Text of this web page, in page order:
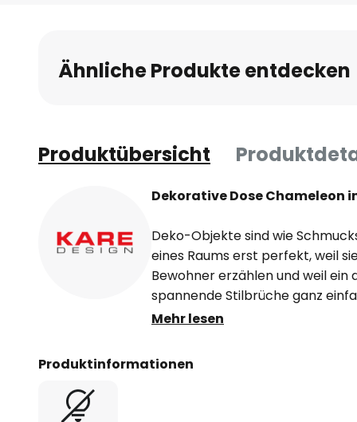
Bildgalerie
springen
Ähnliche Produkte entdecken
Produktübersicht
Dekorative Dose Chameleon
Deko-Objekte sind wie
eines Raums erst perfekt, weil
Bewohner erzählen und weil
spannende Stilbrüche ganz
verzierte Dose Chameleon mit
im Wohnzimmer ihren großen
Mehr lesen
Produktinformationen